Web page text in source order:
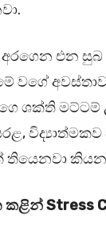
එන සුබ
වගේ
ශක්ති
විද්‍යාත්මකව
තියෙනවා
Stress